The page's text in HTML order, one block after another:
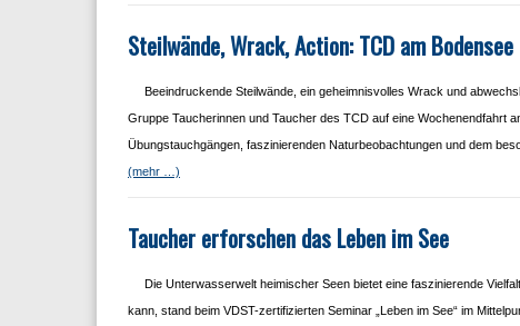
Steilwände, Wrack, Action: TCD am Bodensee
Beeindruckende Steilwände, ein geheimnisvolles Wrack und
Gruppe Taucherinnen und Taucher des TCD auf eine Wochenendfahrt
Übungstauchgängen, faszinierenden Naturbeobachtungen und dem
(mehr …)
Taucher erforschen das Leben im See
Die Unterwasserwelt heimischer Seen bietet eine faszinierende
kann, stand beim VDST-zertifizierten Seminar „Leben im See“ im